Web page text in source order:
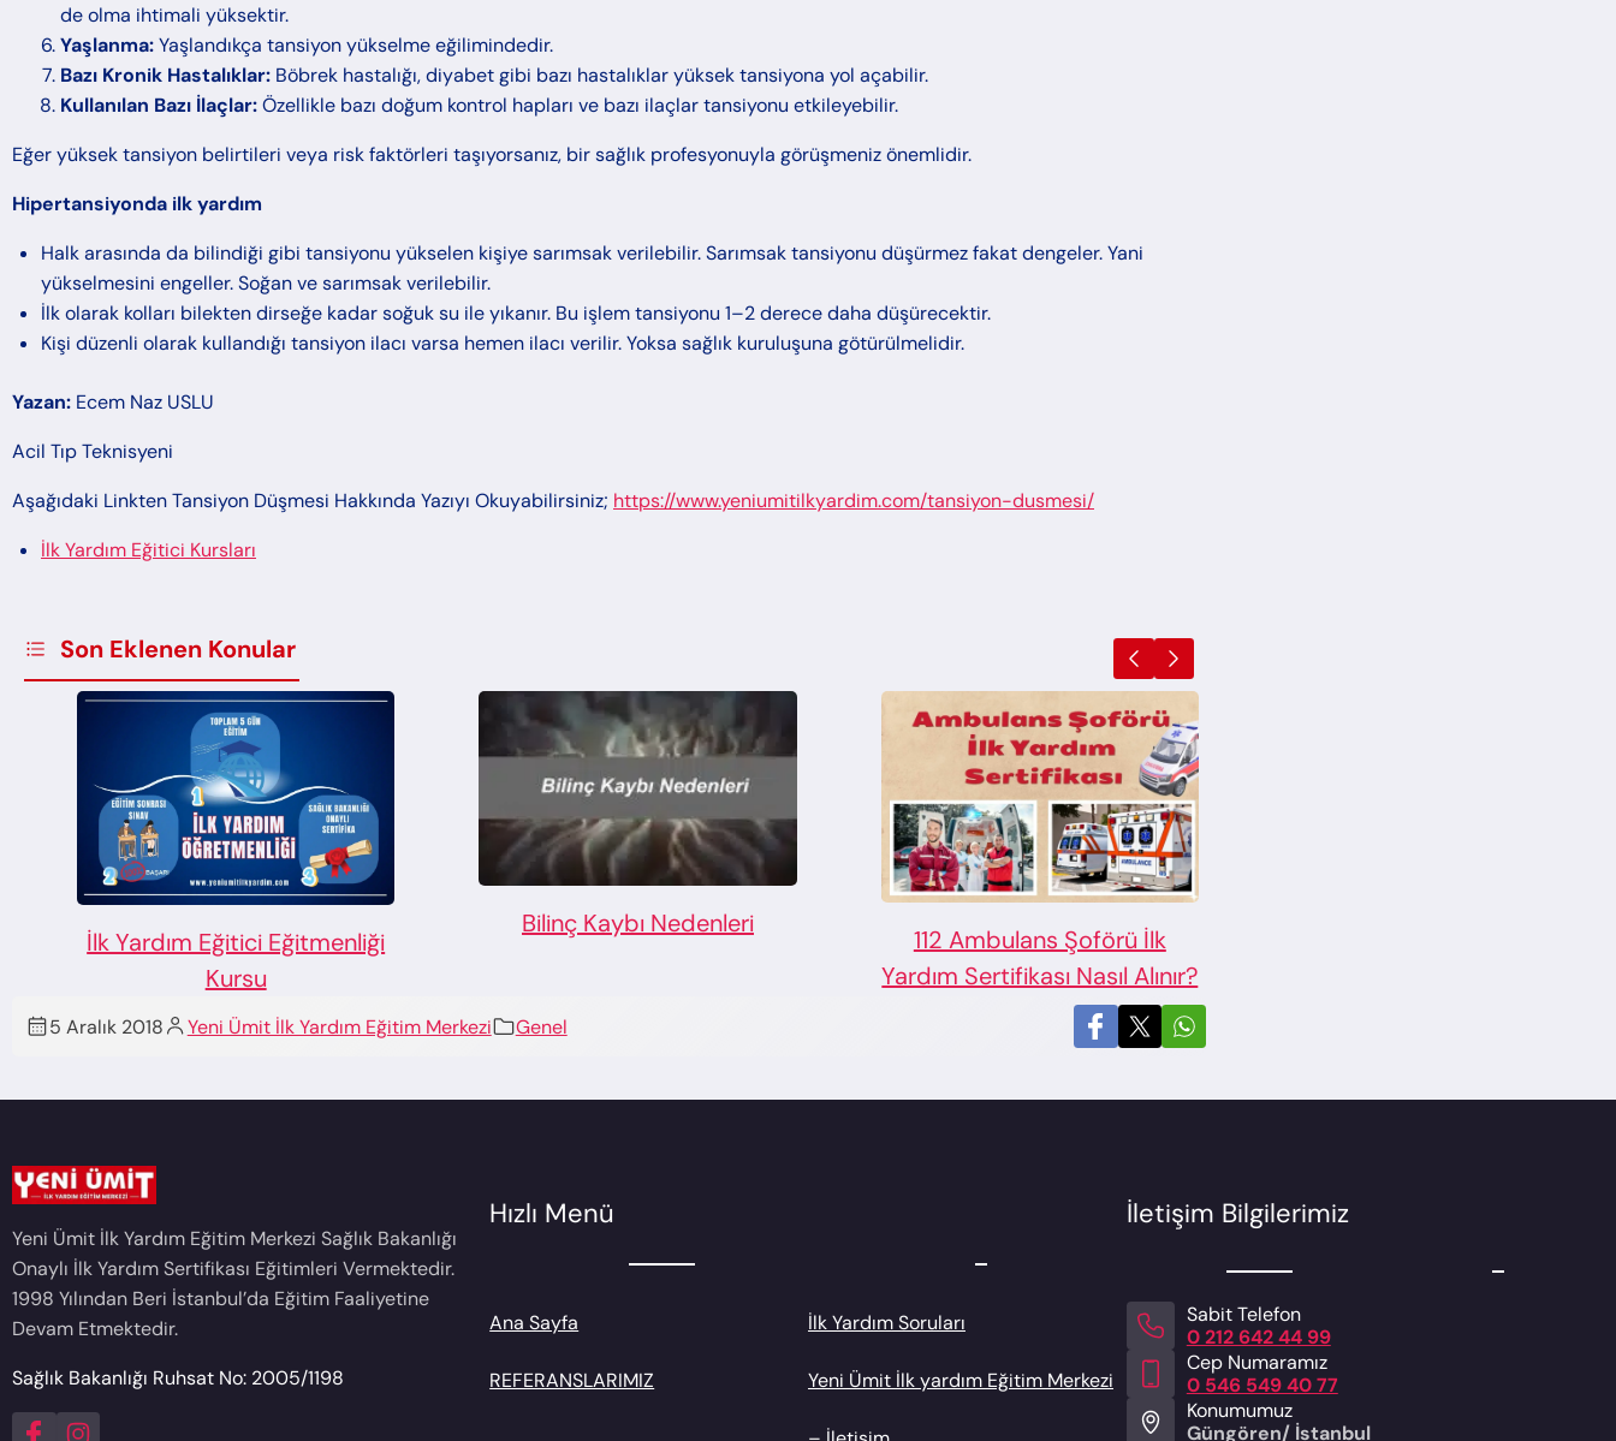
de olma ihtimali yüksektir.
Yaşlanma:Yaşlandıkça tansiyon yükselme eğilimindedir.
Bazı Kronik Hastalıklar: Böbrek hastalığı, diyabet gibi bazı hastalıklar yüksek tansiyona yol açabilir.
Kullanılan Bazı İlaçlar:Özellikle bazı doğum kontrol hapları ve bazı ilaçlar tansiyonu etkileyebilir.
Eğer yüksek tansiyon belirtileri veya risk faktörleri taşıyorsanız, bir sağlık profesyonuyla görüşmeniz önemlidir.
Hipertansiyonda ilk yardım
Halk arasında da bilindiği gibi tansiyonu yükselen kişiye sarımsak verilebilir. Sarımsak tansiyonu düşürmez fakat dengeler. Yani
yükselmesini engeller. Soğan ve sarımsak verilebilir.
İlk olarak kolları bilekten dirseğe kadar soğuk su ile yıkanır. Bu işlem tansiyonu 1–2 derece daha düşürecektir.
Kişi düzenli olarak kullandığı tansiyon ilacı varsa hemen ilacı verilir. Yoksa sağlık kuruluşuna götürülmelidir.
Yazan: Ecem Naz USLU
Acil Tıp Teknisyeni
Aşağıdaki Linkten Tansiyon Düşmesi Hakkında Yazıyı Okuyabilirsiniz; https://www.yeniumitilkyardim.com/tansiyon-dusmesi/
İlk Yardım Eğitici Kursları
Son Eklenen Konular
112 Ambulans Şoförü İlk
İlk Yardım Ehliyet Soruları
5 Aralık 2018 Yeni Ümit İlk Yardım Eğitim Merkezi Genel
Yeni Ümit İlk Yardım Eğitim Merkezi Sağlık Bakanlığı
Onaylı İlk Yardım Sertifikası Eğitimleri Vermektedir.
1998 Yılından Beri İstanbul’da Eğitim Faaliyetine
Devam Etmektedir.
Sağlık Bakanlığı Ruhsat No: 2005/1198
Hızlı Menü
Ana Sayfa İlk Yardım Soruları
REFERANSLARIMIZ Yeni Ümit İlk yardım Eğitim Merkezi
İletişim Bilgilerimiz
Sabit Telefon
0 212 642 44 99
Cep Numaramız
0 546 549 40 77
Konumumuz
Güngören/ İstanbul